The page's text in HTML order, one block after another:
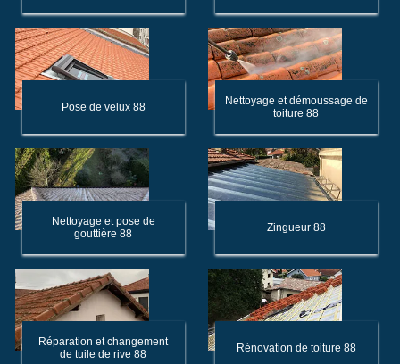
Pose de velux 88
Nettoyage et démoussage de
toiture 88
Nettoyage et pose de
gouttière 88
Zingueur 88
Réparation et changement
de tuile de rive 88
Rénovation de toiture 88